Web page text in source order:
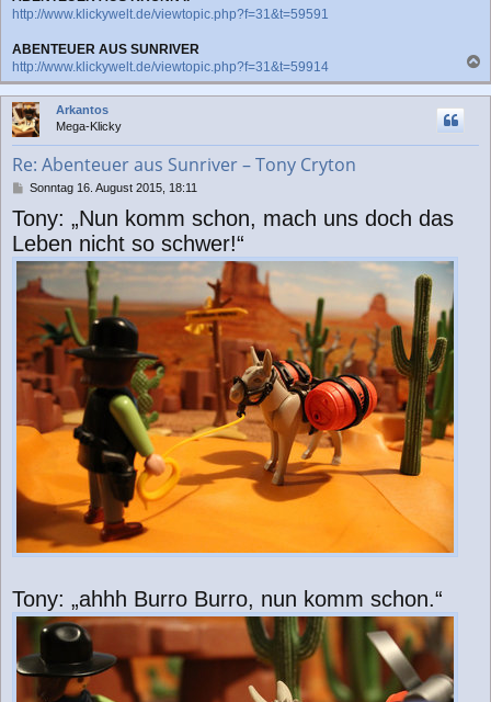
http://www.klickywelt.de/viewtopic.php?f=31&t=59591
ABENTEUER AUS SUNRIVER
http://www.klickywelt.de/viewtopic.php?f=31&t=59914
a
c
Arkantos
Mega-Klicky
Re: Abenteuer aus Sunriver – Tony Cryton
B
i
r
a
g
Sonntag 16. August 2015, 18:11
Tony: „Nun komm schon, mach uns doch das
Leben nicht so schwer!“
Tony: „ahhh Burro Burro, nun komm schon.“